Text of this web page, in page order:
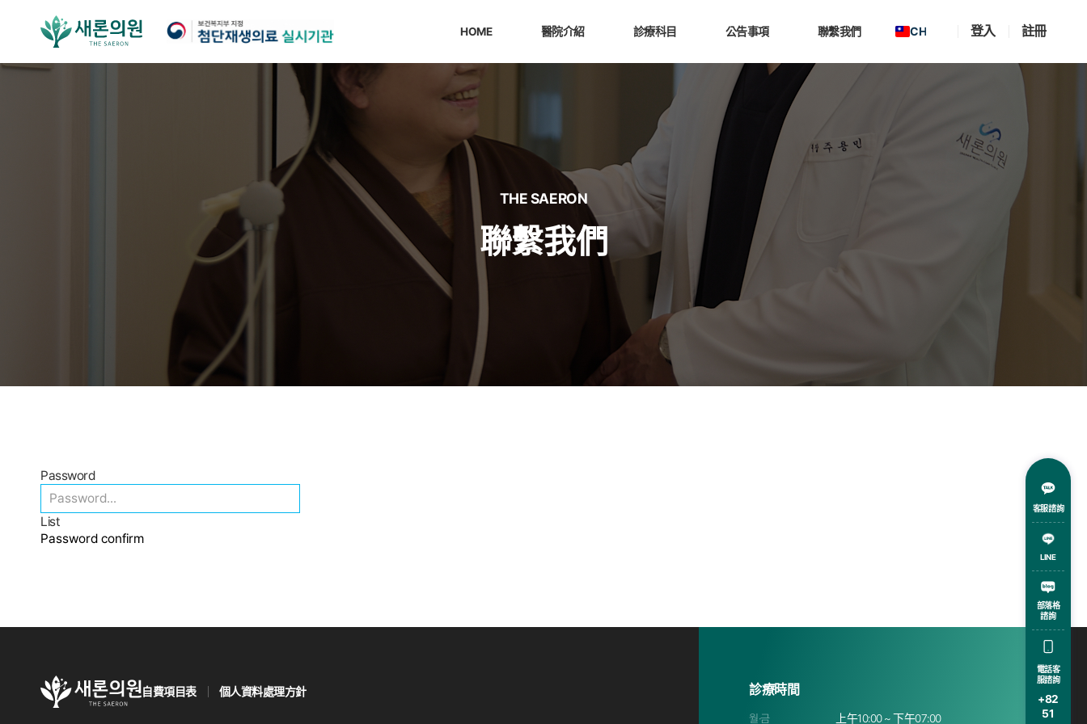
HOME 醫院介紹 診療科目 公告事項 聯繫我們 CH 登入 註冊
THE SAERON
聯繫我們
Password
List
Password confirm
自費項目表 個人資料處理方針 診療時間
월·금 上午10:00 ~ 下午07:00
客服諮詢
LINE
部落格
諮詢
電話客
服諮詢
+82
51